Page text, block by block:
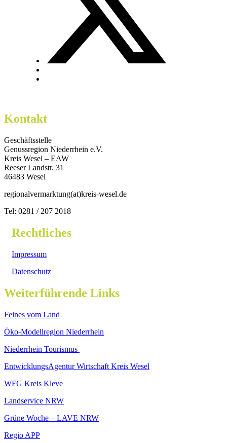
Kontakt
Geschäftsstelle
Genussregion Niederrhein e.V.
Kreis Wesel – EAW
Reeser Landstr. 31
46483 Wesel
regionalvermarktung(at)kreis-wesel.de
Tel: 0281 / 207 2018
Rechtliches
Impressum
Datenschutz
Weiterführende Links
Feines vom Land
Öko-Modellregion Niederrhein
Niederrhein Tourismus
EntwicklungsAgentur Wirtschaft Kreis Wesel
WFG Kreis Kleve
Landservice NRW
Grüne Woche – LAVE NRW
Regio APP